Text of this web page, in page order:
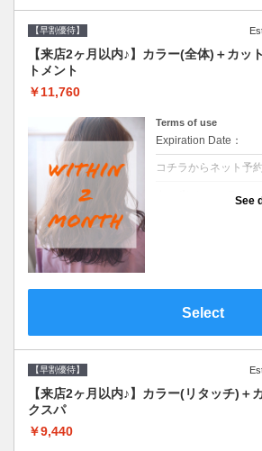
【早割優待】
【来店2ヶ月以内♪】カラー(全体)＋カッ
トメント
￥11,760
Terms of use
Expiration Date：
コチラからネット予
See
Select
【早割優待】
【来店2ヶ月以内♪】カラー(リタッチ)＋
クスパ
￥9,440